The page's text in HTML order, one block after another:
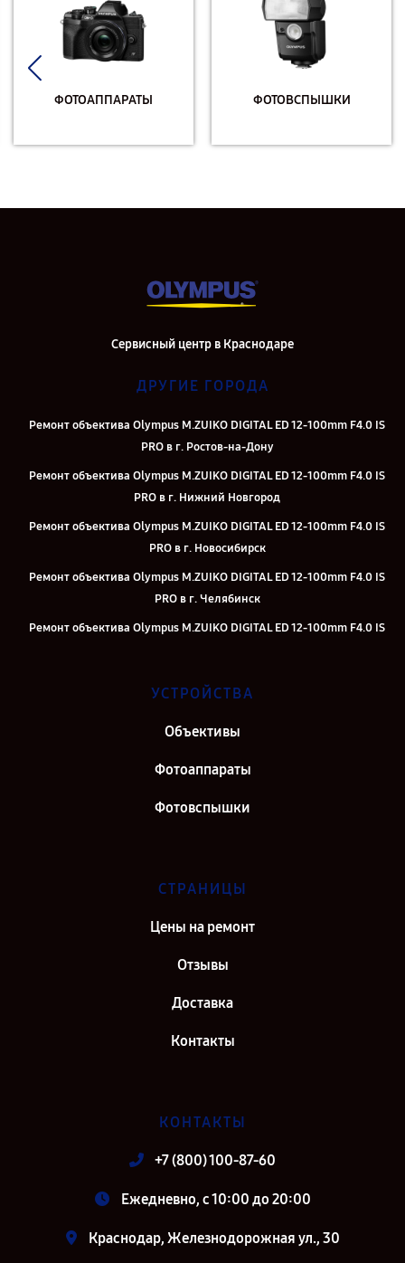
ФОТОАППАРАТЫ ФОТОВСПЫШКИ
Сервисный центр в Краснодаре
ДРУГИЕ ГОРОДА
Ремонт объектива Olympus M.ZUIKO DIGITAL ED 12‑100mm F4.0 IS
PRO в г. Ростов-на-Дону
Ремонт объектива Olympus M.ZUIKO DIGITAL ED 12‑100mm F4.0 IS
PRO в г. Нижний Новгород
Ремонт объектива Olympus M.ZUIKO DIGITAL ED 12‑100mm F4.0 IS
PRO в г. Новосибирск
Ремонт объектива Olympus M.ZUIKO DIGITAL ED 12‑100mm F4.0 IS
PRO в г. Челябинск
Ремонт объектива Olympus M.ZUIKO DIGITAL ED 12‑100mm F4.0 IS
PRO в г. Казань
Ремонт объектива Olympus M.ZUIKO DIGITAL ED 12‑100mm F4.0 IS
Ремонт объектива Olympus M.ZUIKO DIGITAL ED 12‑100mm F4.0 IS
PRO в г. Саратов
Ремонт объектива Olympus M.ZUIKO DIGITAL ED 12‑100mm F4.0 IS
Ремонт объектива Olympus M.ZUIKO DIGITAL ED 12‑100mm F4.0 IS
PRO в г. Санкт-Петербург
УСТРОЙСТВА
Объективы
Фотоаппараты
Фотовспышки
СТРАНИЦЫ
Цены на ремонт
Отзывы
Доставка
Контакты
КОНТАКТЫ
+7 (800) 100-87-60
Ежедневно, с 10:00 до 20:00
Краснодар, Железнодорожная ул., 30